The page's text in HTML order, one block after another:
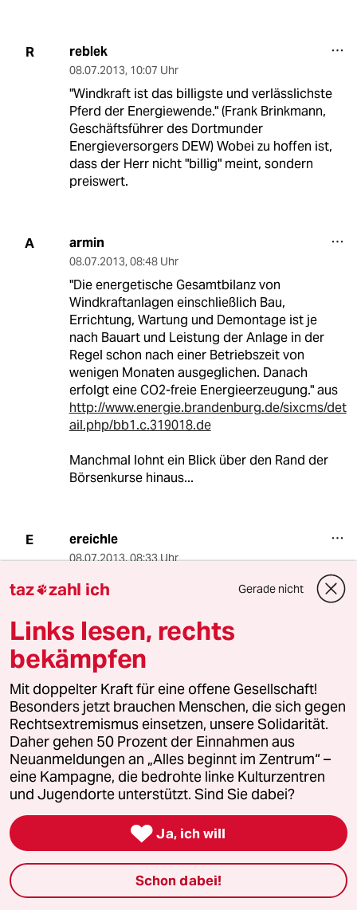
R reblek
08.07.2013, 10:07 Uhr
"Windkraft ist das billigste und verlässlichste
Pferd der Energiewende." (Frank Brinkmann,
Geschäftsführer des Dortmunder
Energieversorgers DEW) Wobei zu hoffen ist,
dass der Herr nicht "billig" meint, sondern
preiswert.
A armin
08.07.2013, 08:48 Uhr
"Die energetische Gesamtbilanz von
Windkraftanlagen einschließlich Bau,
Errichtung, Wartung und Demontage ist je
nach Bauart und Leistung der Anlage in der
Regel schon nach einer Betriebszeit von
wenigen Monaten ausgeglichen. Danach
erfolgt eine CO2-freie Energieerzeugung." aus
http://www.energie.brandenburg.de/sixcms/det
ail.php/bb1.c.319018.de
Manchmal lohnt ein Blick über den Rand der
Börsenkurse hinaus...
E ereichle
08.07.2013,08:33 Uhr
Windkraft Denunzieren? Kann kaum sein, denn
diese Studie stammt von der Windkraftlobby.
Ehrlichkeit etwas Spielraum generieren, um
nicht als Zahlenverdreher oder Lügner
dazustehen.
PS: Nicht alles was Ihnen nicht in die Ideologie
passt ist unwahr. Fühlt sich für Sie nur so an.
E ello
08.07.2013,08:26 Uhr
schicken uns keine Rechnung? Wer Energie wie
im Mittelalter erzeugt, darf sich nicht wundern,
wenn er auch bald so einen Lebensstandard
taz zahl ich Gerade nicht
Links lesen, rechts
bekämpfen
Mit doppelter Kraft für eine offene Gesellschaft!
Besonders jetzt brauchen Menschen, die sich gegen
Rechtsextremismus einsetzen, unsere Solidarität.
Daher gehen 50 Prozent der Einnahmen aus
Neuanmeldungen an „Alles beginnt im Zentrum“ –
eine Kampagne, die bedrohte linke Kulturzentren
und Jugendorte unterstützt. Sind Sie dabei?
 Ja, ich will
Schon dabei!